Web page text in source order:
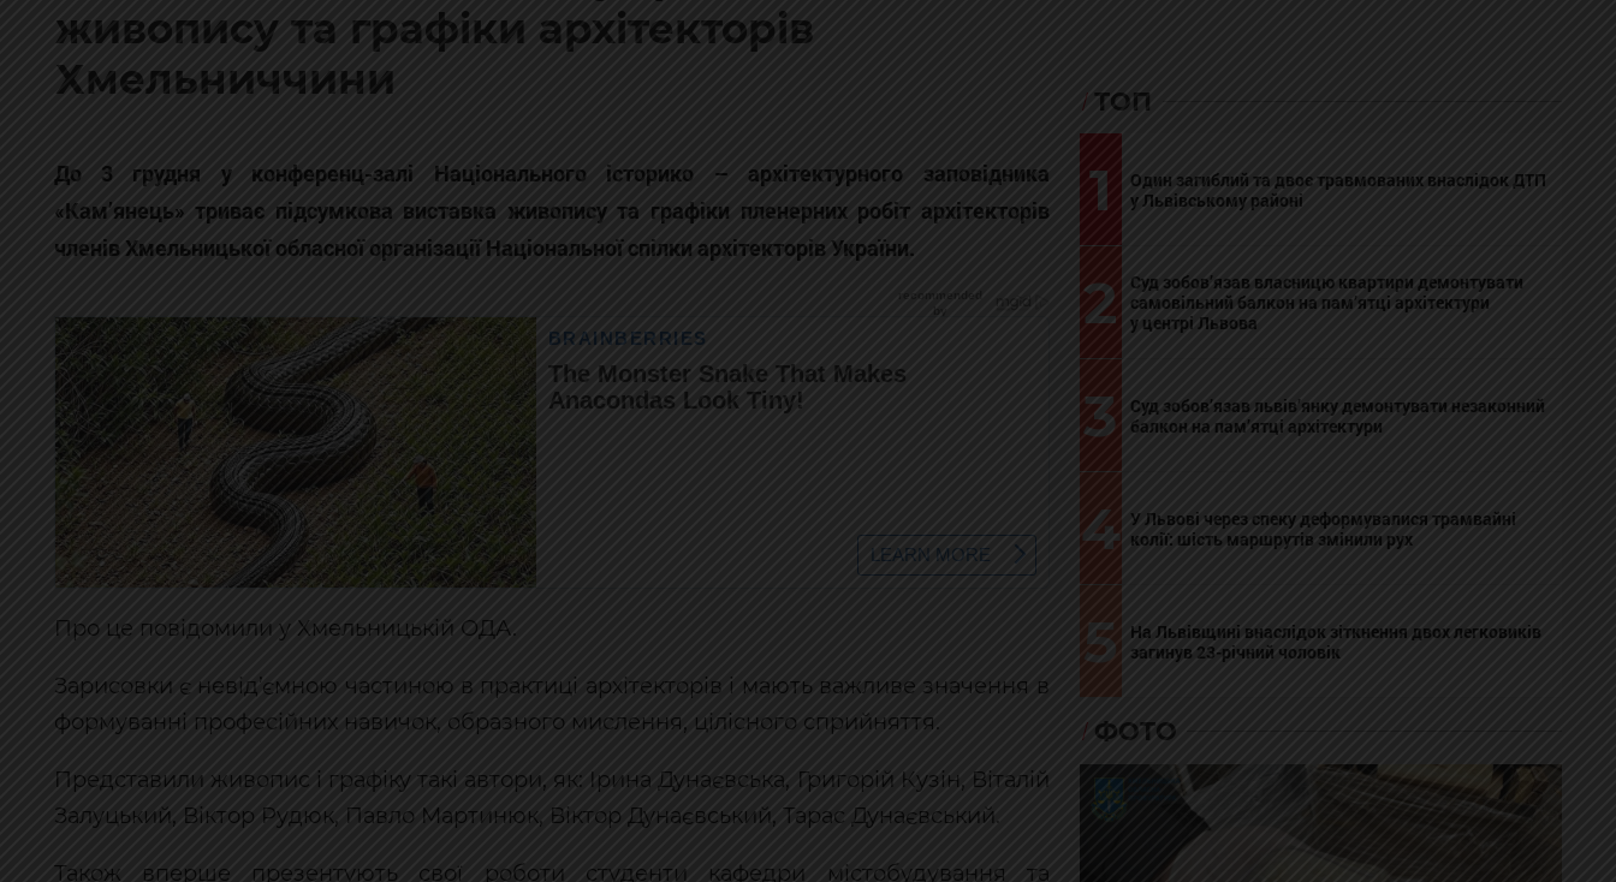
живопису та графіки архітекторів
Хмельниччини
До 3 грудня у конференц-залі Національного історико – архітектурного заповідника
«Кам’янець» триває підсумкова виставка живопису та графіки пленерних робіт архітекторів
членів Хмельницької обласної організації Національної спілки архітекторів України.
Про це повідомили у Хмельницькій ОДА.
Зарисовки є невід’ємною частиною в практиці архітекторів і мають важливе значення в
формуванні професійних навичок, образного мислення, цілісного сприйняття.
Представили живопис і графіку такі автори, як: Ірина Дунаєвська, Григорій Кузін, Віталій
Залуцький, Віктор Рудюк, Павло Мартинюк, Віктор Дунаєвський, Тарас Дунаєвський.
Також вперше презентують свої роботи студенти кафедри містобудування та
ТОП
1
Один загиблий та двоє травмованих внаслідок ДТП
у Львівському районі
2
Суд зобов’язав власницю квартири демонтувати
самовільний балкон на пам’ятці архітектури
у центрі Львова
3
Суд зобов’язав львів’янку демонтувати незаконний
балкон на пам’ятці архітектури
4 У Львові через спеку деформувалися трамвайні
колії: шість маршрутів змінили рух
5
На Львівщині внаслідок зіткнення двох легковиків
загинув 23-річний чоловік
ФОТО